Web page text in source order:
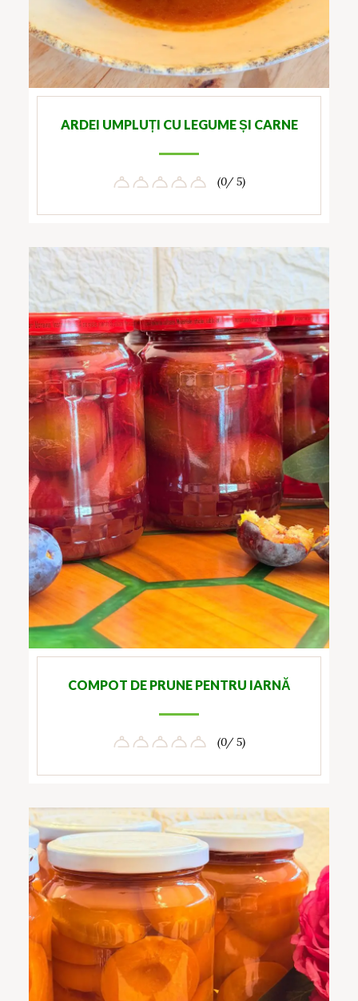
ARDEI UMPLUȚI CU LEGUME ȘI CARNE
(0/ 5)
COMPOT DE PRUNE PENTRU IARNĂ
(0/ 5)